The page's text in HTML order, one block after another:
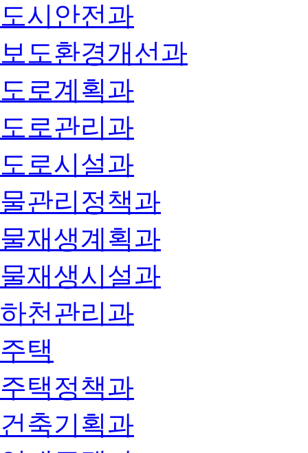
도시안전과
보도환경개선과
도로계획과
도로관리과
도로시설과
물관리정책과
물재생계획과
물재생시설과
하천관리과
주택
주택정책과
건축기획과